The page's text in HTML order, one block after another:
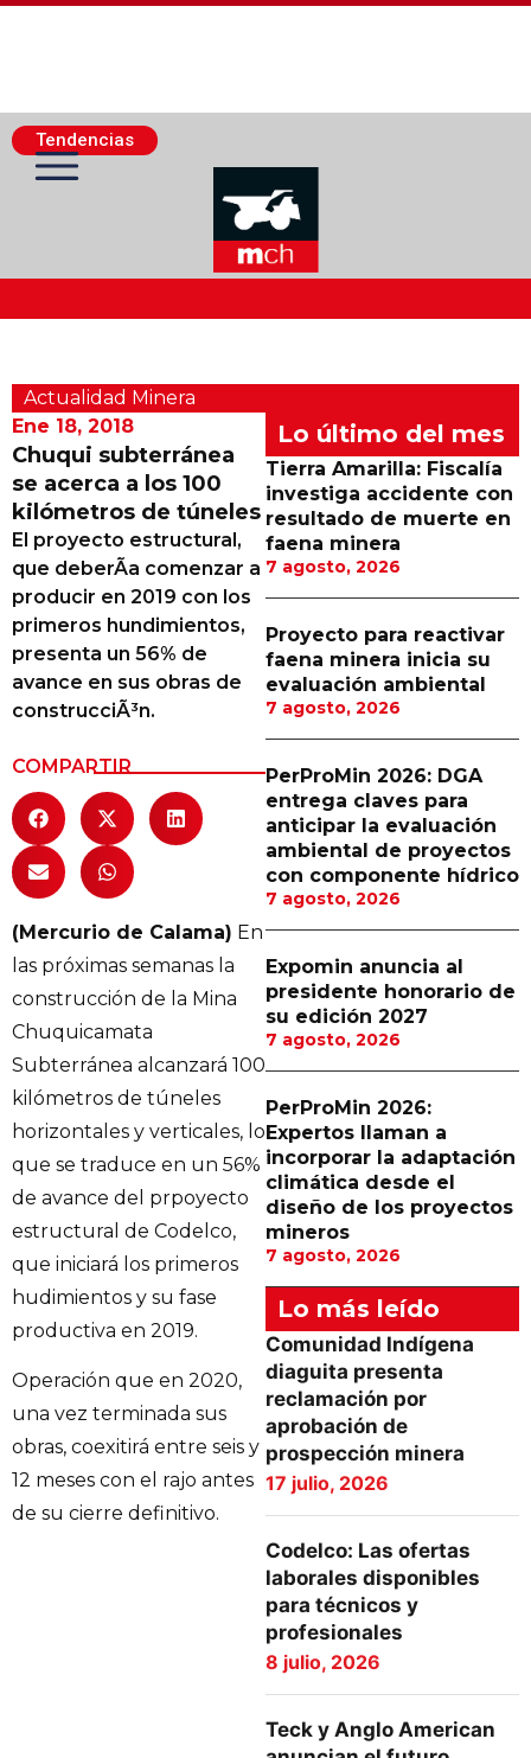
Tendencias
Actualidad Minera
Minería Superficie
Minerí­a Subterránea
Proveedores
Canal Digital
Columnas de Opinión
Designaciones
Revistas Digital
Siguenos
Actualidad Minera
Ene 18, 2018
Chuqui subterránea
se acerca a los 100
kilómetros de túneles
El proyecto estructural,
que deberÃ­a comenzar a
producir en 2019 con los
primeros hundimientos,
presenta un 56% de
avance en sus obras de
construcciÃ³n.
COMPARTIR
(Mercurio de Calama) En
las próximas semanas la
construcción de la Mina
Chuquicamata
Subterránea alcanzará 100
kilómetros de túneles
horizontales y verticales, lo
que se traduce en un 56%
de avance del prpoyecto
estructural de Codelco,
que iniciará los primeros
hudimientos y su fase
productiva en 2019.
Operación que en 2020,
una vez terminada sus
obras, coexitirá entre seis y
12 meses con el rajo antes
de su cierre definitivo.
Lo último del mes
Tierra Amarilla: Fiscalía
investiga accidente con
resultado de muerte en
faena minera
7 agosto, 2026
Proyecto para reactivar
faena minera inicia su
evaluación ambiental
7 agosto, 2026
PerProMin 2026: DGA
entrega claves para
anticipar la evaluación
ambiental de proyectos
con componente hídrico
7 agosto, 2026
Expomin anuncia al
presidente honorario de
su edición 2027
7 agosto, 2026
PerProMin 2026:
Expertos llaman a
incorporar la adaptación
climática desde el
diseño de los proyectos
mineros
7 agosto, 2026
Lo más leído
Comunidad Indígena
diaguita presenta
reclamación por
aprobación de
prospección minera
17 julio, 2026
Codelco: Las ofertas
laborales disponibles
para técnicos y
profesionales
8 julio, 2026
Teck y Anglo American